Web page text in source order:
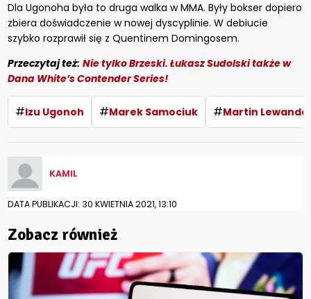
Dla Ugonoha była to druga walka w MMA. Były bokser dopiero
zbiera doświadczenie w nowej dyscyplinie. W debiucie
szybko rozprawił się z Quentinem Domingosem.
Przeczytaj też: Nie tylko Brzeski. Łukasz Sudolski także w
Dana White’s Contender Series!
#Izu Ugonoh #Marek Samociuk #Martin
KAMIL
DATA PUBLIKACJI: 30 KWIETNIA 2021, 13:10
Zobacz również